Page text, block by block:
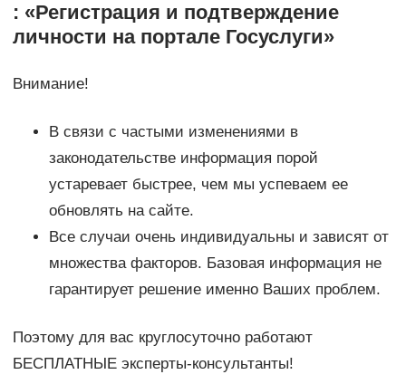
: «Регистрация и подтверждение
личности на портале Госуслуги»
Внимание!
В связи с частыми изменениями в
законодательстве информация порой
устаревает быстрее, чем мы успеваем ее
обновлять на сайте.
Все случаи очень индивидуальны и зависят от
множества факторов. Базовая информация не
гарантирует решение именно Ваших проблем.
Поэтому для вас круглосуточно работают
БЕСПЛАТНЫЕ эксперты-консультанты!